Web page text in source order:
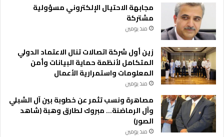
مجابهة الاحتيال الإلكتروني مسؤولية
مشتركة
منذ يومين
زين أول شركة اتصالات تنال الاعتماد الدولي
المتكامل لأنظمة حماية البيانات وأمن
المعلومات واستمرارية الأعمال
منذ يومين
مصاهرة ونسب تثمر عن خطوبة بين آل الشبلي
وآل الرماضنة… مبروك لطارق وهبة (شاهد
الصور)
منذ يومين